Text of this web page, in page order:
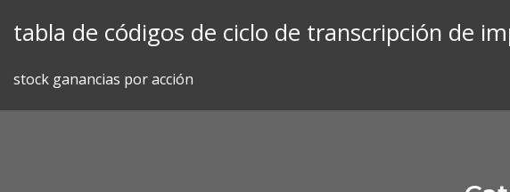
tabla de códigos de ciclo de transcripción de
stock ganancias por acción